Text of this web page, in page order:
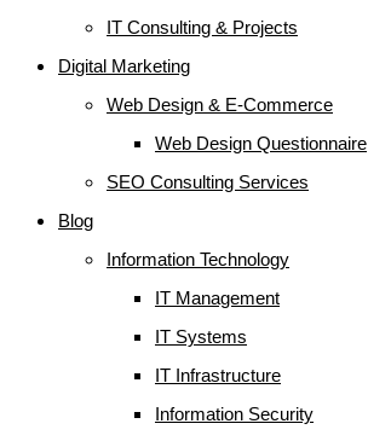
IT Consulting & Projects
Digital Marketing
Web Design & E-Commerce
Web Design Questionnaire
SEO Consulting Services
Blog
Information Technology
IT Management
IT Systems
IT Infrastructure
Information Security